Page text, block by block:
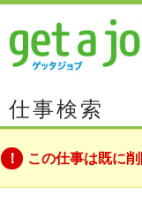
仕事検索
この仕事は既に